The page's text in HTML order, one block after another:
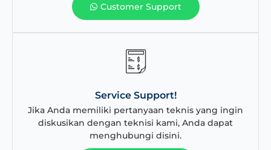
Customer Support
Service Support!
Jika Anda memiliki pertanyaan teknis yang ingin
diskusikan dengan teknisi kami, Anda dapat
menghubungi disini.